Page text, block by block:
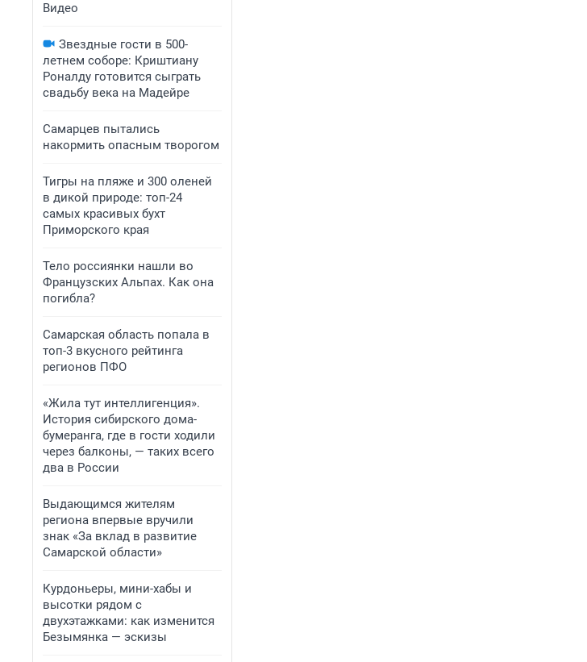
Видео
Звездные гости в 500-
летнем соборе: Криштиану
Роналду готовится сыграть
свадьбу века на Мадейре
Самарцев пытались
накормить опасным творогом
Тигры на пляже и 300 оленей
в дикой природе: топ-24
самых красивых бухт
Приморского края
Тело россиянки нашли во
Французских Альпах. Как она
погибла?
Самарская область попала в
топ-3 вкусного рейтинга
регионов ПФО
«Жила тут интеллигенция».
История сибирского дома-
бумеранга, где в гости ходили
через балконы, — таких всего
два в России
Выдающимся жителям
региона впервые вручили
знак «За вклад в развитие
Самарской области»
Курдоньеры, мини-хабы и
высотки рядом с
двухэтажками: как изменится
Безымянка — эскизы